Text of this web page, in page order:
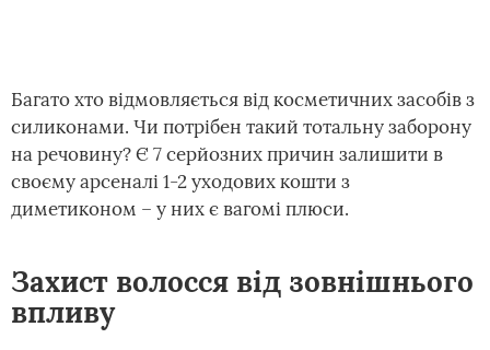
Багато хто відмовляється від косметичних засобів з
силиконами. Чи потрібен такий тотальну заборону
на речовину? Є 7 серйозних причин залишити в
своєму арсеналі 1-2 уходових кошти з
диметиконом – у них є вагомі плюси.
Захист волосся від зовнішнього
впливу